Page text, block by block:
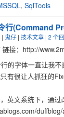
, SqlTools
行(Command
| 鬼仔 | 技术文章 | 2 个
链接：http://
的字体一直让我
有很让人抓狂的
英文系统下，通过